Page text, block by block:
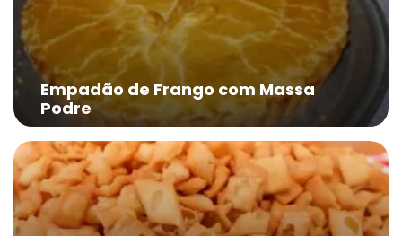
Empadão de Frango com Massa
Podre